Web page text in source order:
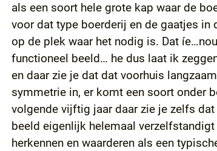
als een soort hele grote kap waar de
voor dat type boerderij en de gaatjes
op de plek waar het nodig is. Dat
functioneel beeld… he dus laat ik
en daar zie je dat dat voorhuis
symmetrie in, er komt een soort onder
volgende vijftig jaar daar zie je zelfs
beeld eigenlijk helemaal
herkennen en waarderen als een